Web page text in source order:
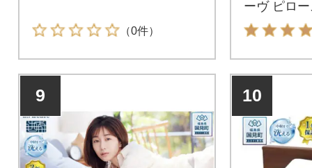
（0件）
ーヴ ピロ
枕がお好み
ないけれど
しい方に優
り薄めの枕
たとき首や
9 10